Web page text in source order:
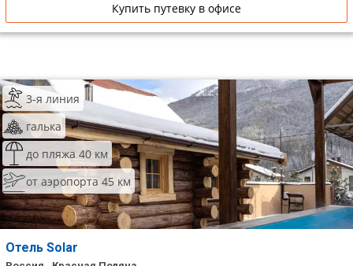
Купить путевку в офисе
3-я линия
галька
до пляжа 40 км
от аэропорта 45 км
Отель Solar